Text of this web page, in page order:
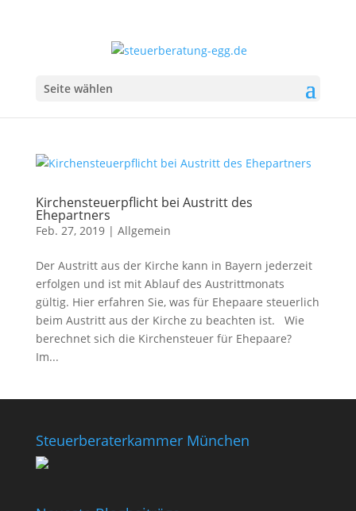
Seite wählen
Kirchensteuerpflicht bei Austritt des
Ehepartners
Feb. 27, 2019| Allgemein
Der Austritt aus der Kirche kann in Bayern jederzeit
erfolgen und ist mit Ablauf des Austrittmonats
gültig. Hier erfahren Sie, was für Ehepaare steuerlich
beim Austritt aus der Kirche zu beachten ist. Wie
berechnet sich die Kirchensteuer für Ehepaare?
Im...
Steuerberaterkammer München